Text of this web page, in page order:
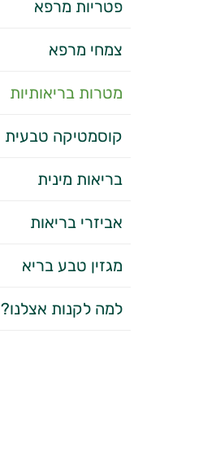
פטריות מרפא
צמחי מרפא
מטרות בריאותיות
קוסמטיקה טבעית
בריאות מינית
אביזרי בריאות
מגזין טבע בריא
למה לקנות אצלנו?